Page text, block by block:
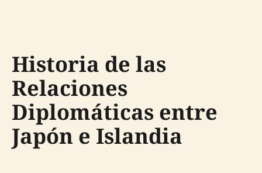
Historia de las
Relaciones
Diplomáticas entre
Japón e Islandia